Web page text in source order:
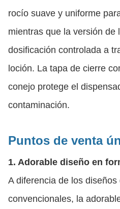
rocío suave y uniforme
mientras que la versión de
dosificación controlada a
loción. La tapa de cierre
conejo protege el
contaminación.
Puntos de venta
1. Adorable diseño en
A diferencia de los diseños
convencionales, la